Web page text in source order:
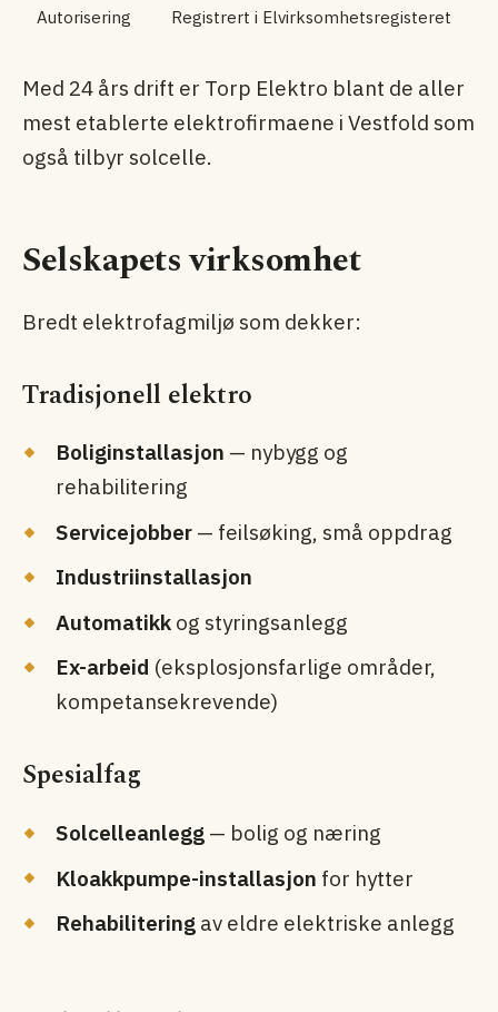
Autorisering Registrert i Elvirksomhets­registeret
Med 24 års drift er Torp Elektro blant de aller
mest etablerte elektrofirmaene i Vestfold som
også tilbyr solcelle.
Selskapets virksomhet
Bredt elektrofag­miljø som dekker:
Tradisjonell elektro
Bolig­installasjon — nybygg og
rehabilitering
Servicejobber — feilsøking, små oppdrag
Industri­installasjon
Automatikk og styringsanlegg
Ex-arbeid (eksplosjons­farlige områder,
kompetanse­krevende)
Spesialfag
Solcelleanlegg — bolig og næring
Kloakkpumpe-installasjon for hytter
Rehabilitering av eldre elektriske anlegg